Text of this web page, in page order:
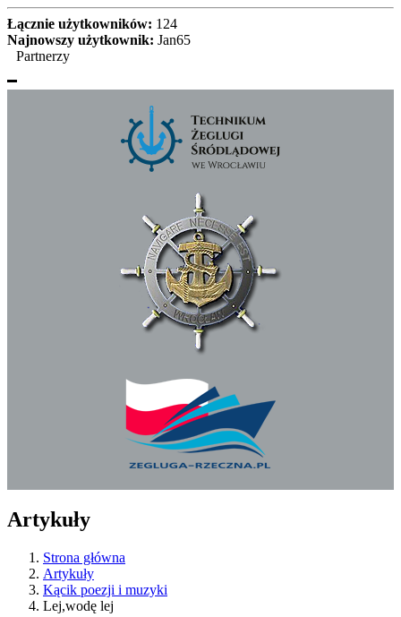
Łącznie użytkowników: 124
Najnowszy użytkownik: Jan65
Partnerzy
Artykuły
Strona główna
Artykuły
Kącik poezji i muzyki
Lej,wodę lej